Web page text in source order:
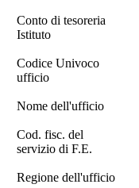
Conto di tesoreria
Istituto
Codice Univoco
ufficio
Nome dell'ufficio
Cod. fisc. del
servizio di F.E.
Regione dell'ufficio